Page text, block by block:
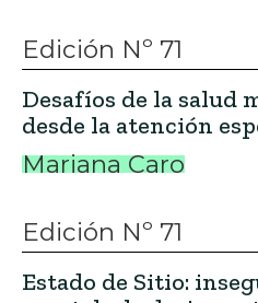
Edición Nº 71
Desafíos de la salud
desde la atención
Mariana Caro
Edición Nº 71
Estado de Sitio: